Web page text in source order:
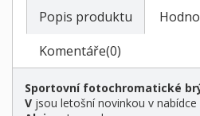
Popis produktu
Komentáře(0)
Sportovní fotochromatické
V jsou letošní novinkou v nabídce